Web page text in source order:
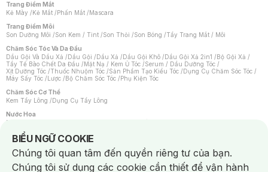
Trang Điểm Mắt
Kẻ Mày /Kẻ Mắt /Phấn Mắt /Mascara
Trang Điểm Môi
Son Dưỡng Môi /Son Kem / Tint /Son Thỏi /Son Bóng /Tẩy Trang Mắt / Môi
Chăm Sóc Tóc Và Da Đầu
Dầu Gội Và Dầu Xả /Dầu Gội /Dầu Xả /Dầu Gội Khô /Dầu Gội Xả 2in1 /Bộ Gội Xả /
Tẩy Tế Bào Chết Da Đầu /Mặt Nạ / Kem Ủ Tóc /Serum / Dầu Dưỡng Tóc /
Xịt Dưỡng Tóc /Thuốc Nhuộm Tóc /Sản Phẩm Tạo Kiểu Tóc /Dụng Cụ Chăm Sóc Tóc /
Máy Sấy Tóc /Lược /Bộ Chăm Sóc Tóc /Phụ Kiện Tóc
Chăm Sóc Cơ Thể
Kem Tẩy Lông /Dụng Cụ Tẩy Lông
Nước Hoa
Nước Hoa Nữ
Chăm Sóc Cá Nhân
Chống Muỗi /Khẩu Trang /Máy Massage/Mặt Nạ Xông Hơi /Nước Rửa Tay/
Sản Phẩm Chăm Sóc Khác /Bàn Chải Đánh Răng /Bàn Chải Điện/
Hỗ Trợ Trắng Răng/Kem Đánh Răng /Máy Tăm Nước/ Nước Súc Miệng/
BIỂU NGỮ COOKIE
Notice about cookies usage
Chúng tôi quan tâm đến quyền riêng tư của bạn.
Chúng tôi sử dụng các cookie cần thiết để vận hành